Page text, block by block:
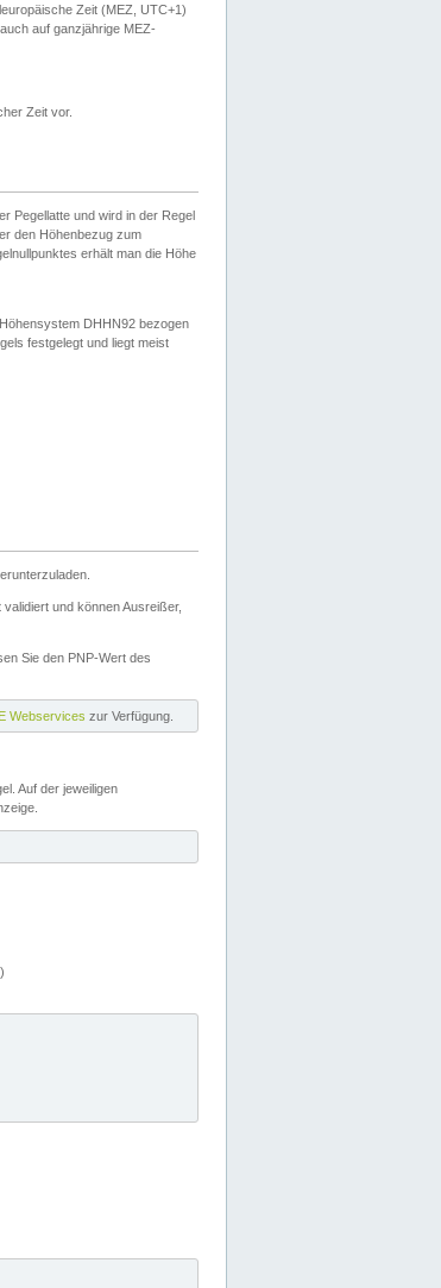
Zeit (MEZ, UTC+1)
auf ganzjährige MEZ-
Zeit vor.
Pegellatte und wird in der Regel
den Höhenbezug zum
erhält man die Höhe
DHHN92 bezogen
festgelegt und liegt meist
und können Ausreißer,
Sie den PNP-Wert des
Webservices zur Verfügung.
Auf der jeweiligen